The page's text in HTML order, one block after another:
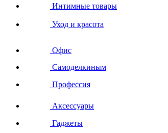
Интимные товары
Уход и красота
Офис
Самоделкиным
Профессия
Аксессуары
Гаджеты